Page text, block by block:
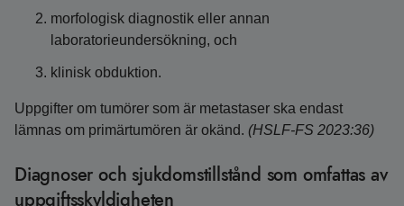
morfologisk diagnostik eller annan
laboratorieundersökning, och
klinisk obduktion.
Uppgifter om tumörer som är metastaser ska endast
lämnas om primärtumören är okänd. (HSLF-FS 2023:36)
Diagnoser och sjukdomstillstånd som omfattas av
uppgiftsskyldigheten